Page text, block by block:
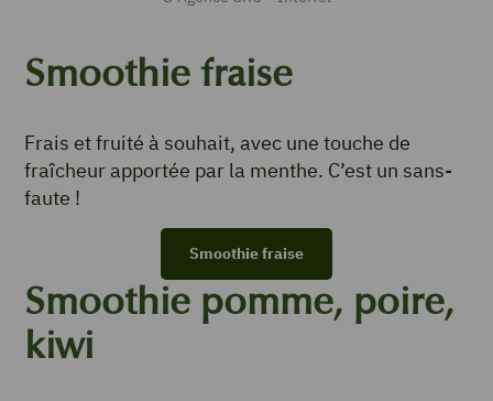
Smoothie fraise
Frais et fruité à souhait, avec une touche de
fraîcheur apportée par la menthe. C’est un sans-
faute !
Smoothie fraise
Smoothie pomme, poire,
kiwi